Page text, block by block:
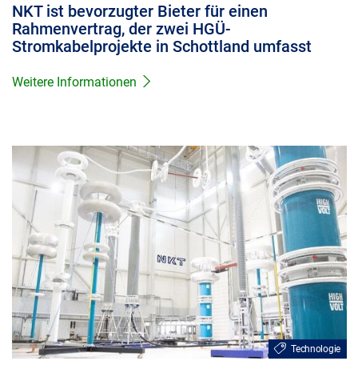
NKT ist bevorzugter Bieter für einen
Rahmenvertrag, der zwei HGÜ-
Stromkabelprojekte in Schottland umfasst
Weitere Informationen
Technologie